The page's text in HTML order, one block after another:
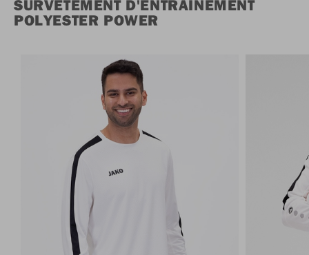
SURVÊTEMENT D'ENTRAINEMENT
POLYESTER POWER